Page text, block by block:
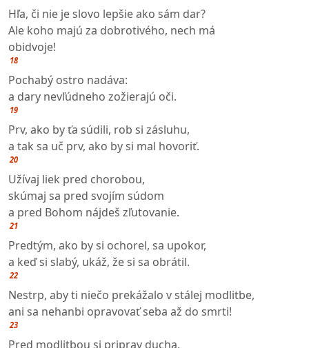
Hľa, či nie je slovo lepšie ako sám dar?
Ale koho majú za dobrotivého, nech má
obidvoje!
18
Pochabý ostro nadáva:
a dary nevľúdneho zožierajú oči.
19
Prv, ako by ťa súdili, rob si zásluhu,
a tak sa uč prv, ako by si mal hovoriť.
20
Užívaj liek pred chorobou,
skúmaj sa pred svojím súdom
a pred Bohom nájdeš zľutovanie.
21
Predtým, ako by si ochorel, sa upokor,
a keď si slabý, ukáž, že si sa obrátil.
22
Nestrp, aby ti niečo prekážalo v stálej modlitbe,
ani sa nehanbi opravovať seba až do smrti!
23
Pred modlitbou si priprav ducha,